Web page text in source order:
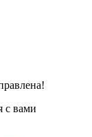
с вами